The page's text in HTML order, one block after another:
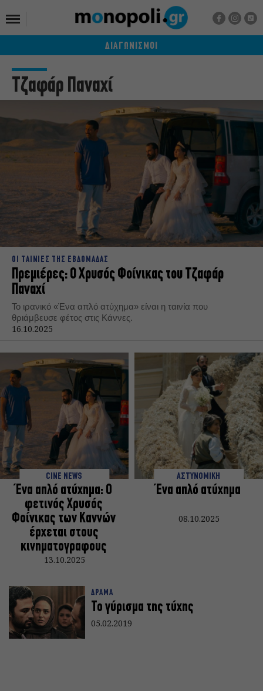
ΔΙΑΓΩΝΙΣΜΟΙ
Τζαφάρ Παναχί
ΟΙ ΤΑΙΝΙΕΣ ΤΗΣ ΕΒΔΟΜΑΔΑΣ
Πρεμιέρες: O Χρυσός Φοίνικας του Τζαφάρ
Παναχί
To ιρανικό «Ένα απλό ατύχημα» είναι η ταινία που
θριάμβευσε φέτος στις Κάννες.
16.10.2025
CINE NEWS
Ένα απλό ατύχημα: Ο
φετινός Χρυσός
Φοίνικας των Καννών
έρχεται στους
κινηματογραφους
13.10.2025
ΑΣΤΥΝΟΜΙΚΗ
Ένα απλό ατύχημα
08.10.2025
ΔΡΑΜΑ
Το γύρισμα της τύχης
05.02.2019